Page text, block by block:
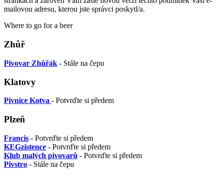
mailovou adresu, kterou jste správci poskytl/a.
Where to go for a beer
Zhůř
Pivovar Zhůřák - Stále na čepu
Klatovy
Pivnice Kotva - Potvrďte si předem
Plzeň
Francis - Potvrďte si předem
KEGzistence - Potvrďte si předem
Klub malých pivovarů - Potvrďte si předem
Pivstro - Stále na čepu